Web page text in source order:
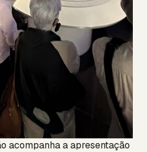
acompanha a apresentação